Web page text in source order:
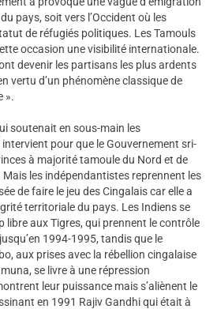
pays, soit vers l’Occident où les
de réfugiés politiques. Les Tamouls
occasion une visibilité internationale.
devenir les partisans les plus ardents
vertu d’un phénomène classique de
».
soutenait en sous-main les
pour que le Gouvernement sri-
à majorité tamoule du Nord et de
Mais les indépendantistes reprennent les
de faire le jeu des Cingalais car elle a
territoriale du pays. Les Indiens se
libre aux Tigres, qui prennent le contrôle
1994-1995, tandis que le
aux prises avec la rébellion cingalaise
se livre à une répression
leur puissance mais s’aliènent le
en 1991 Rajiv Gandhi qui était à